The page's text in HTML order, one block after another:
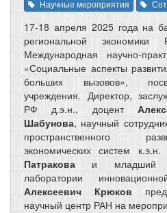
Научные мероприятия
17-18 апреля 2025 года на
региональной
Международная научно-
«Социальные аспекты
больших вызовов»,
учреждения. Директор,
РФ д.э.н., доцент
Шабунова, научный
пространственного
экономических систем к.э.н.
Патракова и младший
лаборатории
Алексеевич Крюков
научный центр РАН на